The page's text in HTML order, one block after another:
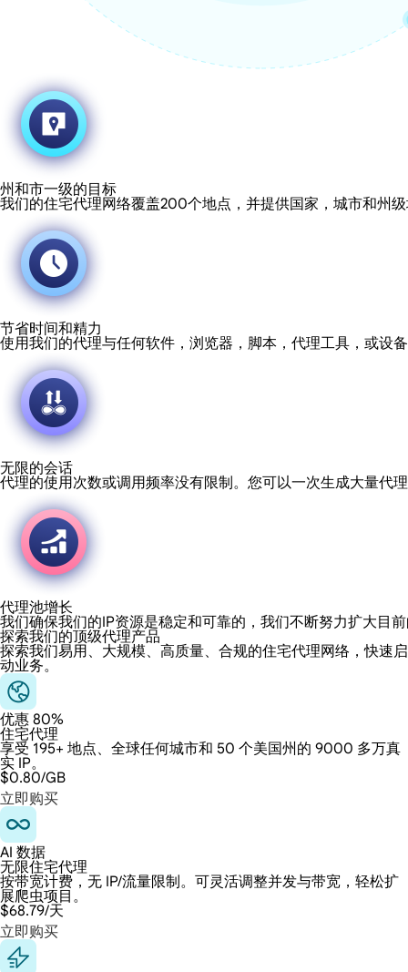
州和市一级的目标
我们的住宅代理网络覆盖200个地点，并提供国家，城市和州
节省时间和精力
使用我们的代理与任何软件，浏览器，脚本，代理工具，或设
无限的会话
代理的使用次数或调用频率没有限制。您可以一次生成大量代
代理池增长
我们确保我们的IP资源是稳定和可靠的，我们不断努力扩大目
探索我们的顶级代理产品
探索我们易用、大规模、高质量、合规的住宅代理网络，快速启
动业务。
优惠 80%
住宅代理
享受 195+ 地点、全球任何城市和 50 个美国州的 9000 多万真
实 IP。
$0.80/GB
立即购买
AI 数据
无限住宅代理
按带宽计费，无 IP/流量限制。可灵活调整并发与带宽，轻松扩
展爬虫项目。
$68.79/天
立即购买